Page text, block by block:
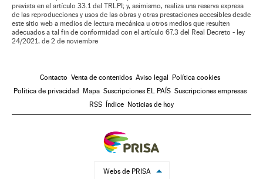
prevista en el artículo 33.1 del TRLPI; y, asimismo, realiza una reserva expresa
de las reproducciones y usos de las obras y otras prestaciones accesibles desde
este sitio web a medios de lectura mecánica u otros medios que resulten
adecuados a tal fin de conformidad con el artículo 67.3 del Real Decreto - ley
24/2021, de 2 de noviembre
Contacto Venta de contenidos Aviso legal Política cookies
Política de privacidad Mapa Suscripciones EL PAÍS Suscripciones empresas
RSS Índice Noticias de hoy
Webs de PRISA